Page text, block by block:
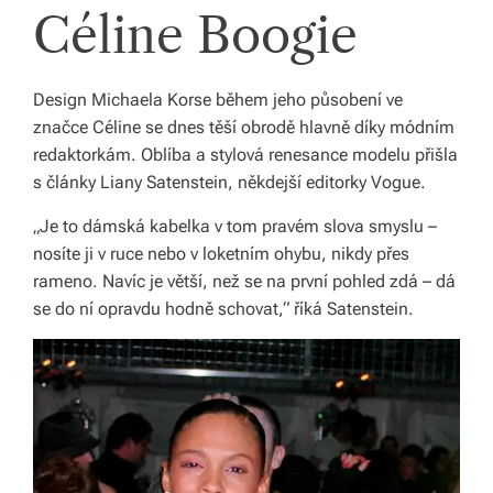
n
é
e
st
Céline Boogie
Design Michaela Korse během jeho působení ve
značce Céline se dnes těší obrodě hlavně díky módním
redaktorkám. Oblíba a stylová renesance modelu přišla
s články Liany Satenstein, někdejší editorky Vogue.
„Je to dámská kabelka v tom pravém slova smyslu –
nosíte ji v ruce nebo v loketním ohybu, nikdy přes
rameno. Navíc je větší, než se na první pohled zdá – dá
se do ní opravdu hodně schovat,“ říká Satenstein.